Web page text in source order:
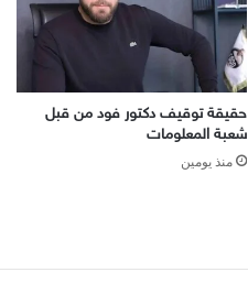
حقيقة توقيف دكتور فود من قبل
شعبة المعلومات
منذ يومين